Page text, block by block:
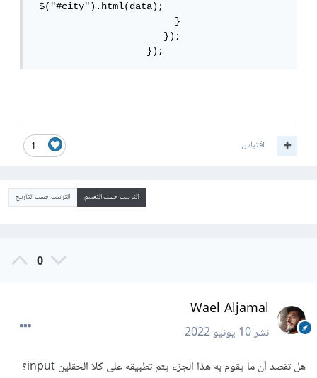
$("#city").html(data);
}
});
1 اقتباس
الترتيب حسب التقييم الترتيب حسب التاريخ
0
Wael Aljamal
نشر10 يونيو 2022
هل تقصد أن ما يقوم به هذا الجزء يتم تطبيقه على كلا الحقلين input؟